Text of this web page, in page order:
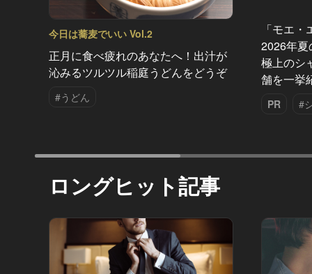
今日は蕎麦でいい Vol.2
正月に食べ疲れのあなたへ！出汁が
沁みるツルツル稲庭うどんをどうぞ
#うどん
「モエ
2026年夏
極上のシ
舗を一挙
PR #
ロングヒット記事